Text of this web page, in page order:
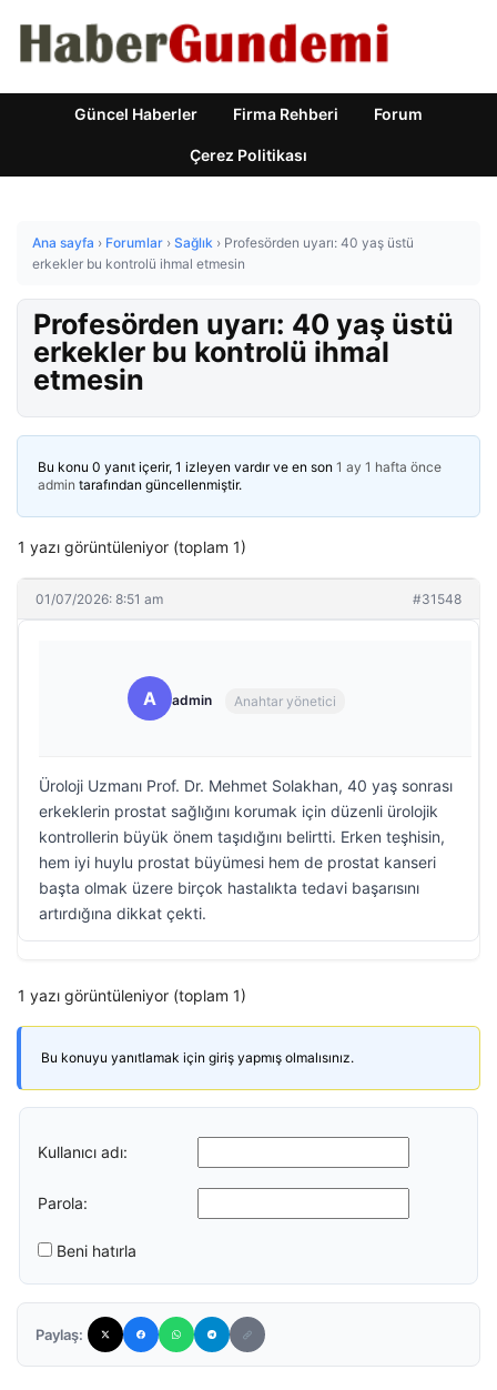
Güncel Haberler Firma Rehberi Forum
Çerez Politikası
Ana sayfa › Forumlar › Sağlık › Profesörden uyarı: 40 yaş üstü
erkekler bu kontrolü ihmal etmesin
Profesörden uyarı: 40 yaş üstü
erkekler bu kontrolü ihmal
etmesin
Bu konu 0 yanıt içerir, 1 izleyen vardır ve en son 1 ay 1 hafta önce
admin tarafından güncellenmiştir.
1 yazı görüntüleniyor (toplam 1)
01/07/2026: 8:51 am #31548
A admin Anahtar yönetici
Üroloji Uzmanı Prof. Dr. Mehmet Solakhan, 40 yaş sonrası
erkeklerin prostat sağlığını korumak için düzenli ürolojik
kontrollerin büyük önem taşıdığını belirtti. Erken teşhisin,
hem iyi huylu prostat büyümesi hem de prostat kanseri
başta olmak üzere birçok hastalıkta tedavi başarısını
artırdığına dikkat çekti.
1 yazı görüntüleniyor (toplam 1)
Bu konuyu yanıtlamak için giriş yapmış olmalısınız.
Kullanıcı adı:
Parola:
Beni hatırla
Paylaş: